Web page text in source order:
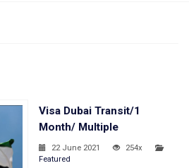
Visa Dubai Transit/1
Month/ Multiple
22 June 2021
254x
Featured